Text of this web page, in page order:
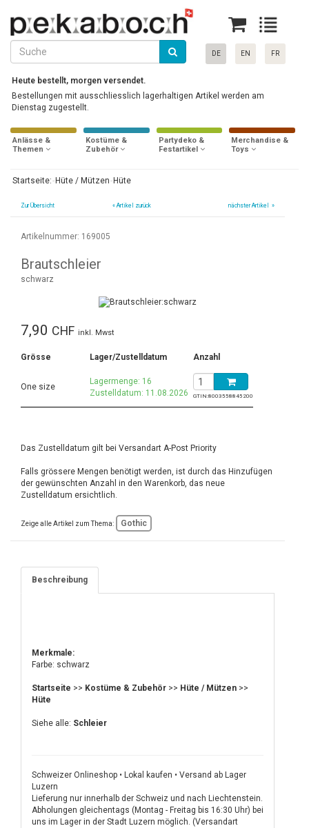
DE EN FR
Heute bestellt, morgen versendet.
Bestellungen mit ausschliesslich lagerhaltigen Artikel werden am
Dienstag zugestellt.
Anlässe &
Themen
Kostüme &
Zubehör
Partydeko &
Festartikel
Merchandise &
Toys
Startseite: Hüte / Mützen Hüte
Zur Übersicht «Artikel zurück nächster Artikel »
Artikelnummer: 169005
Brautschleier
schwarz
7,90 CHF inkl. Mwst
Grösse Lager/Zustelldatum Anzahl
One size
Lagermenge: 16
Zustelldatum: 11.08.2026
GTIN:8003558845200
Das Zustelldatum gilt bei Versandart A-Post Priority
Falls grössere Mengen benötigt werden, ist durch das Hinzufügen
der gewünschten Anzahl in den Warenkorb, das neue
Zustelldatum ersichtlich.
Zeige alle Artikel zum Thema: Gothic
Beschreibung
Merkmale:
Farbe: schwarz
Startseite >> Kostüme & Zubehör >> Hüte / Mützen >>
Hüte
Siehe alle: Schleier
Schweizer Onlineshop • Lokal kaufen • Versand ab Lager
Luzern
Lieferung nur innerhalb der Schweiz und nach Liechtenstein.
Abholungen gleichentags (Montag - Freitag bis 16:30 Uhr) bei
uns im Lager in der Stadt Luzern möglich. (Versandart